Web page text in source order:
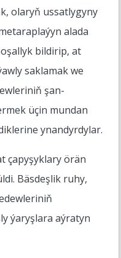
olaryň ussatlygyny
alada
bildirip, at
saklamak we
şan-
üçin mundan
ynandyrdylar.
çapyşyklary örän
Bäsdeşlik ruhy,
ýaryşlara aýratyn